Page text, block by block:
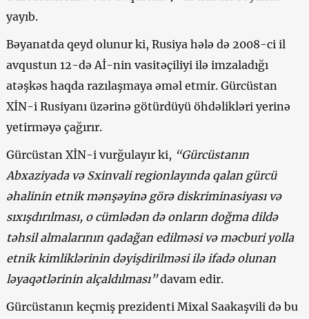
yayıb.
Bəyanatda qeyd olunur ki, Rusiya hələ də 2008-ci il
avqustun 12-də Aİ-nin vasitəçiliyi ilə imzaladığı
atəşkəs haqda razılaşmaya əməl etmir. Gürcüstan
XİN-i Rusiyanı üzərinə götürdüyü öhdəlikləri yerinə
yetirməyə çağırır.
Gürcüstan XİN-i vurğulayır ki, “Gürcüstanın
Abxaziyada və Sxinvali regionlayında qalan gürcü
əhalinin etnik mənşəyinə görə diskriminasiyası və
sıxışdırılması, o cümlədən də onların doğma dildə
təhsil almalarının qadağan edilməsi və məcburi yolla
etnik kimliklərinin dəyişdirilməsi ilə ifadə olunan
ləyaqətlərinin alçaldılması”davam edir.
Gürcüstanın keçmiş prezidenti Mixal Saakaşvili də bu